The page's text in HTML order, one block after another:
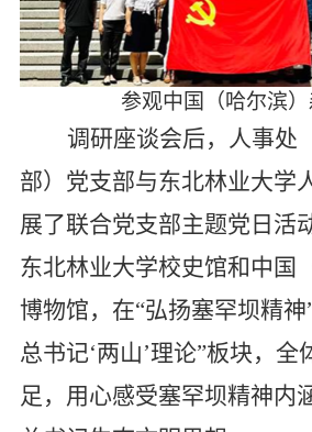
参观中国（哈尔滨
调研座谈会后，人事处
部）党支部与东北林业大学
展了联合党支部主题党日活
东北林业大学校史馆和中国
博物馆，在“弘扬塞罕坝精神
总书记‘两山’理论”板块，全
足，用心感受塞罕坝精神内